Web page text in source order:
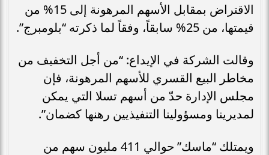
الاقتراض بمقابل الأسهم المرهونة إلى 15% من
قيمتها، من 25% سابقاً، وفقاً لما ذكرته “بلومبرج”.
وقالت الشركة في الإيداع: “من أجل التخفيف من
مخاطر البيع القسري للأسهم المرهونة، فإن
مجلس الإدارة حدّ من أسهم تسلا التي يمكن
لمديرينا ومسؤولينا التنفيذيين رهنها كضمان”.
ويمتلك “ماسك” حوالي 411 مليون سهم من